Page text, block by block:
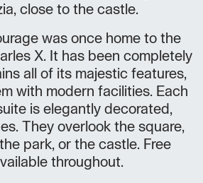
close to the castle.
was once home to the
X. It has been completely
all of its majestic features,
with modern facilities. Each
is elegantly decorated,
They overlook the square,
park, or the castle. Free
throughout.